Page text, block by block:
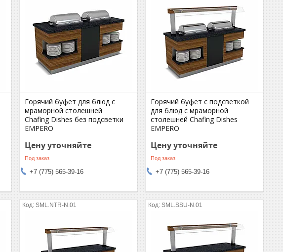
Горячий буфет для блюд с
мраморной столешней
Chafing Dishes без подсветки
EMPERO
Цену уточняйте
Под заказ
+7 (775) 565-39-16
Горячий буфет с подсветкой
для блюд с мраморной
столешней Chafing Dishes
EMPERO
Цену уточняйте
Под заказ
+7 (775) 565-39-16
SML.NTR-N.01 SML.SSU-N.01